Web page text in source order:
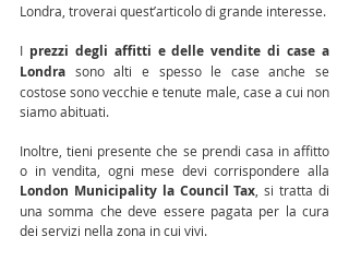
Londra, troverai quest’articolo di grande interesse.
I prezzi degli affitti e delle vendite di case a
Londra sono alti e spesso le case anche se
costose sono vecchie e tenute male, case a cui non
siamo abituati.
Inoltre, tieni presente che se prendi casa in affitto
London Municipality la Council Tax, si tratta di
una somma che deve essere pagata per la cura
dei servizi nella zona in cui vivi.